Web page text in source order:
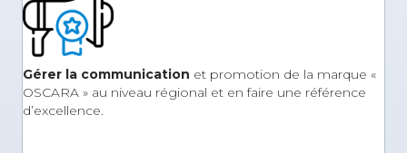
Gérer la communication et promotion de la marque «
OSCARA » au niveau régional et en faire une référence
d’excellence.